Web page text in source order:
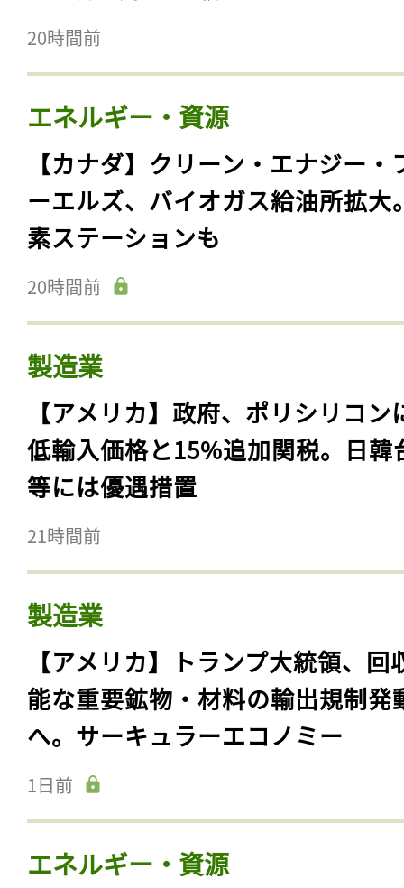
20時間前
エネルギー・資源
【カナダ】クリーン・エナジー・
ーエルズ、バイオガス給油所拡大
素ステーションも
20時間前
製造業
【アメリカ】政府、ポリシリコン
低輸入価格と15%追加関税。日韓
等には優遇措置
21時間前
製造業
【アメリカ】トランプ大統領、回
能な重要鉱物・材料の輸出規制発
へ。サーキュラーエコノミー
1日前
エネルギー・資源